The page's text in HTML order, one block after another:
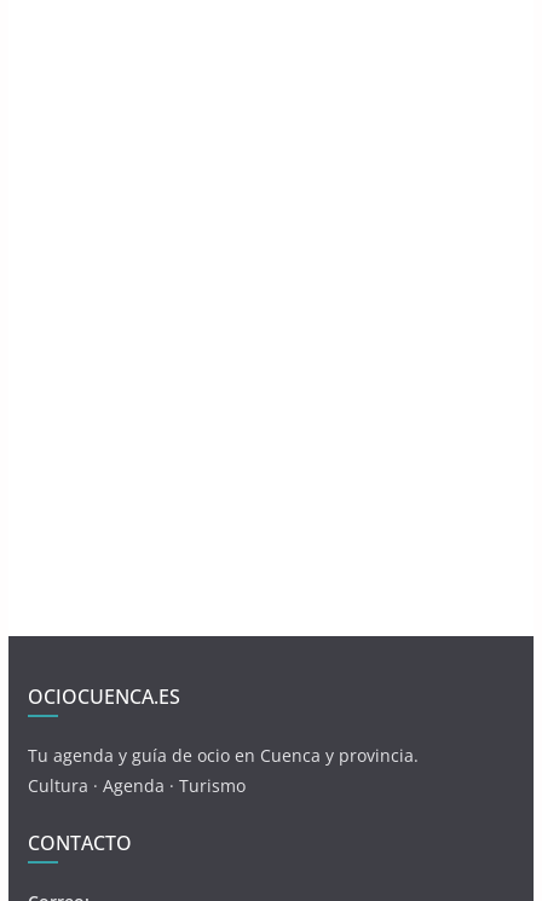
OCIOCUENCA.ES
Tu agenda y guía de ocio en Cuenca y provincia.
Cultura · Agenda · Turismo
CONTACTO